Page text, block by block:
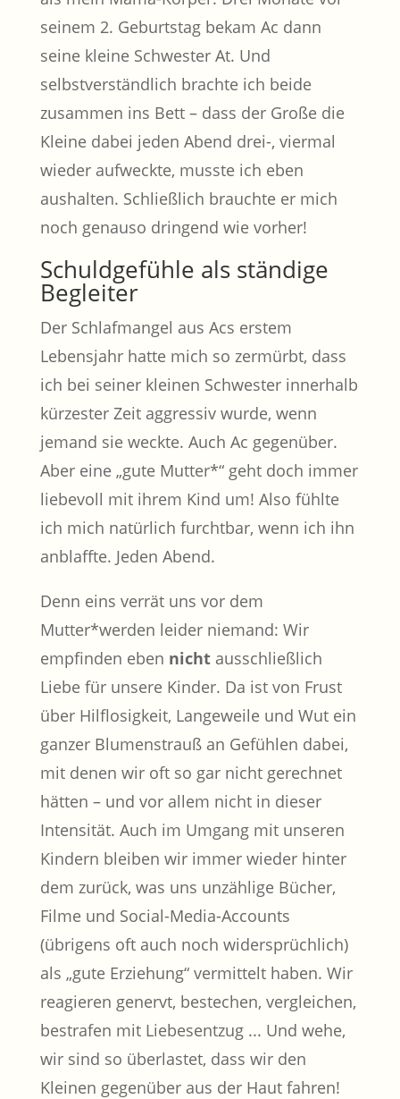
seinem 2. Geburtstag bekam Ac dann
seine kleine Schwester At. Und
selbstverständlich brachte ich beide
zusammen ins Bett – dass der Große die
Kleine dabei jeden Abend drei-, viermal
wieder aufweckte, musste ich eben
aushalten. Schließlich brauchte er mich
noch genauso dringend wie vorher!
Schuldgefühle als ständige
Begleiter
Der Schlafmangel aus Acs erstem
Lebensjahr hatte mich so zermürbt, dass
ich bei seiner kleinen Schwester innerhalb
kürzester Zeit aggressiv wurde, wenn
jemand sie weckte. Auch Ac gegenüber.
Aber eine „gute Mutter*“ geht doch immer
liebevoll mit ihrem Kind um! Also fühlte
ich mich natürlich furchtbar, wenn ich ihn
anblaffte. Jeden Abend.
Denn eins verrät uns vor dem
Mutter*werden leider niemand: Wir
empfinden eben nicht ausschließlich
Liebe für unsere Kinder. Da ist von Frust
über Hilflosigkeit, Langeweile und Wut ein
ganzer Blumenstrauß an Gefühlen dabei,
mit denen wir oft so gar nicht gerechnet
hätten – und vor allem nicht in dieser
Intensität. Auch im Umgang mit unseren
Kindern bleiben wir immer wieder hinter
dem zurück, was uns unzählige Bücher,
Filme und Social-Media-Accounts
(übrigens oft auch noch widersprüchlich)
als „gute Erziehung“ vermittelt haben. Wir
reagieren genervt, bestechen, vergleichen,
bestrafen mit Liebesentzug ... Und wehe,
wir sind so überlastet, dass wir den
Kleinen gegenüber aus der Haut fahren!